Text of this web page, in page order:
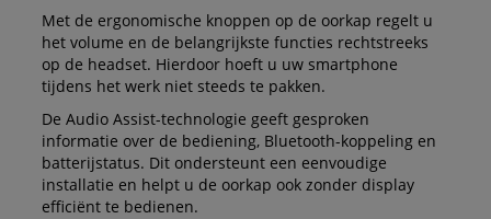
Met de ergonomische knoppen op de oorkap regelt u
het volume en de belangrijkste functies rechtstreeks
op de headset. Hierdoor hoeft u uw smartphone
tijdens het werk niet steeds te pakken.
De Audio Assist-technologie geeft gesproken
informatie over de bediening, Bluetooth-koppeling en
batterijstatus. Dit ondersteunt een eenvoudige
installatie en helpt u de oorkap ook zonder display
efficiënt te bedienen.